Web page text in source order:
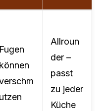
Fugen
können
utzen
Allroun
der –
passt
zu jeder
Küche